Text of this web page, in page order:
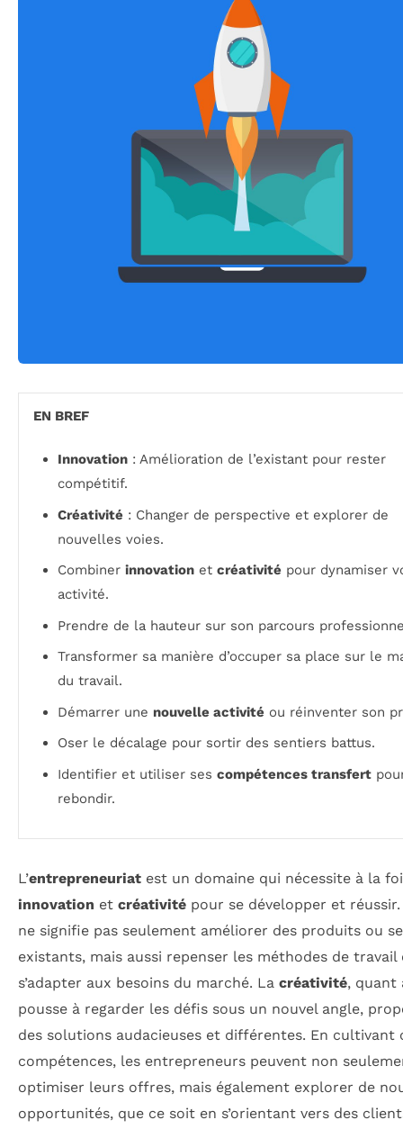
EN BREF
Innovation : Amélioration de l’existant pour rester
compétitif.
Créativité : Changer de perspective et explorer de
nouvelles voies.
Combiner innovation et créativité pour dynamiser
activité.
Prendre de la hauteur sur son parcours
Transformer sa manière d’occuper sa place sur le
du travail.
Démarrer une nouvelle activité ou réinventer son
Oser le décalage pour sortir des sentiers battus.
Identifier et utiliser ses compétences transfert
rebondir.
L’entrepreneuriat est un domaine qui nécessite à la
innovation et créativité pour se développer et
ne signifie pas seulement améliorer des produits ou
existants, mais aussi repenser les méthodes de travail
s’adapter aux besoins du marché. La créativité, quant
pousse à regarder les défis sous un nouvel angle,
des solutions audacieuses et différentes. En cultivant
compétences, les entrepreneurs peuvent non
optimiser leurs offres, mais également explorer de
opportunités, que ce soit en s’orientant vers des